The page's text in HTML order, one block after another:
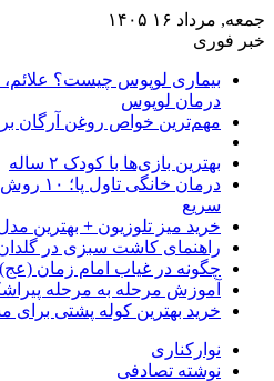
جمعه, مرداد ۱۶ ۱۴۰۵
خبر فوری
بیماری لوپوس چیست؟ علائم،
درمان لوپوس
مهم‌ترین خواص روغن آرگان
بهترین بازی‌ها با کودک ۲ ساله
درمان
سریع
خرید میز تلوزیون + بهترین
راهنمای کاشت سبزی در گلدان + ۷ گیاه
چگونه در غیاب امام زمان
آموزش مرحله به مرحله
خرید بهترین کوله پشتی برای
نوارکناری
نوشته تصادفی